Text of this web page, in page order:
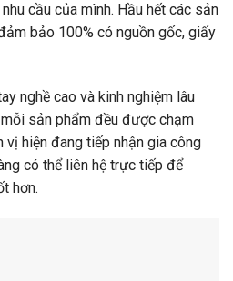
cầu của mình. Hầu hết các sản
bảo 100% có nguồn gốc, giấy
nghề cao và kinh nghiệm lâu
sản phẩm đều được chạm
vị hiện đang tiếp nhận gia công
có thể liên hệ trực tiếp để
hơn.